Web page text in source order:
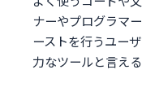
ナーやプログラマ
ーストを行うユー
力なツールと言える